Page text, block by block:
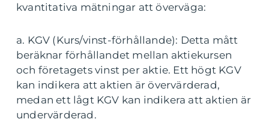
kvantitativa mätningar att överväga:
a. KGV (Kurs/vinst-förhållande): Detta mått
beräknar förhållandet mellan aktiekursen
och företagets vinst per aktie. Ett högt KGV
kan indikera att aktien är övervärderad,
medan ett lågt KGV kan indikera att aktien är
undervärderad.